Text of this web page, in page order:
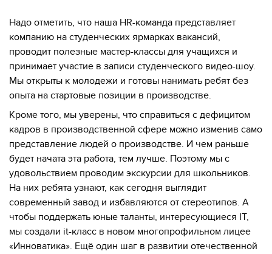
Надо отметить, что наша HR-команда представляет
компанию на студенческих ярмарках вакансий,
проводит полезные мастер-классы для учащихся и
принимает участие в записи студенческого видео-шоу.
Мы открыты к молодежи и готовы нанимать ребят без
опыта на стартовые позиции в производстве.
Кроме того, мы уверены, что справиться с дефицитом
кадров в производственной сфере можно изменив само
представление людей о производстве. И чем раньше
будет начата эта работа, тем лучше. Поэтому мы с
удовольствием проводим экскурсии для школьников.
На них ребята узнают, как сегодня выглядит
современный завод и избавляются от стереотипов. А
чтобы поддержать юные таланты, интересующиеся IT,
мы создали it-класс в новом многопрофильном лицее
«Инноватика». Ещё один шаг в развитии отечественной